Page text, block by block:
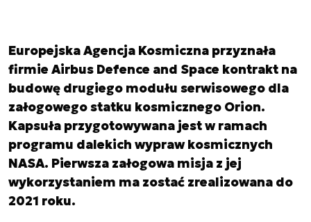
Europejska Agencja Kosmiczna przyznała
firmie Airbus Defence and Space kontrakt na
budowę drugiego modułu serwisowego dla
załogowego statku kosmicznego Orion.
Kapsuła przygotowywana jest w ramach
programu dalekich wypraw kosmicznych
NASA. Pierwsza załogowa misja z jej
wykorzystaniem ma zostać zrealizowana do
2021 roku.